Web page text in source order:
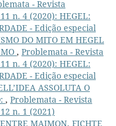
- Revista
n. 4 (2020): HEGEL:
- Edição especial
DO MITO EM HEGEL
, Problemata - Revista
n. 4 (2020): HEGEL:
- Edição especial
ASSOLUTA O
, Problemata - Revista
n. 1 (2021)
MAIMON, FICHTE